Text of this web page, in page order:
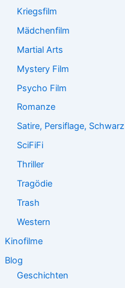
Kriegsfilm
Mädchenfilm
Martial Arts
Mystery Film
Psycho Film
Romanze
Satire, Persiflage, Schwarz
SciFiFi
Thriller
Tragödie
Trash
Western
Kinofilme
Blog
Geschichten